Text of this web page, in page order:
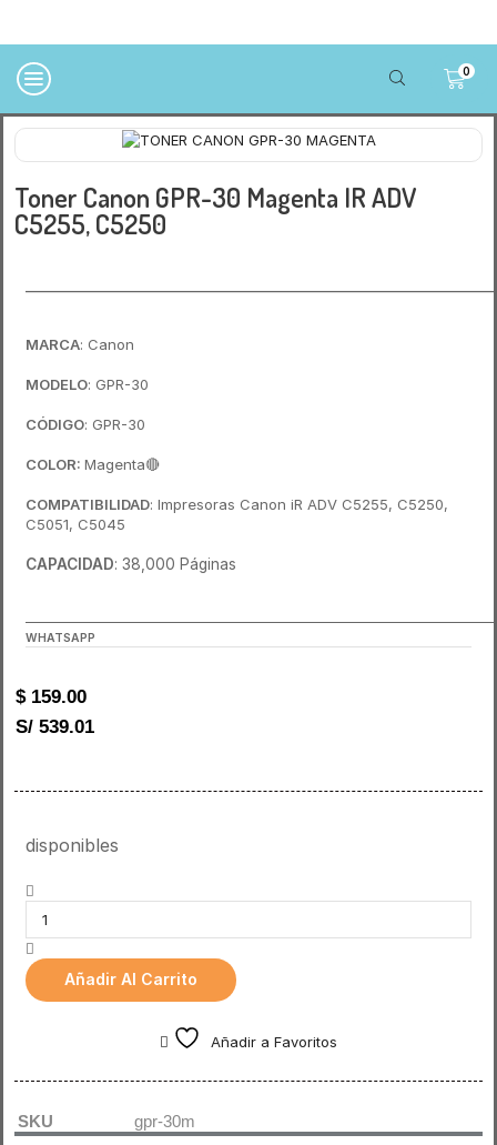
0
Toner Canon GPR-30 Magenta IR ADV
C5255, C5250
MARCA: Canon
MODELO: GPR-30
CÓDIGO: GPR-30
COLOR: Magenta🔴
COMPATIBILIDAD: Impresoras Canon iR ADV C5255, C5250,
C5051, C5045
CAPACIDAD: 38,000 Páginas
WHATSAPP
$159.00
S/ 539.01
disponibles
Añadir Al Carrito
Añadir a Favoritos
SKU
gpr-30m